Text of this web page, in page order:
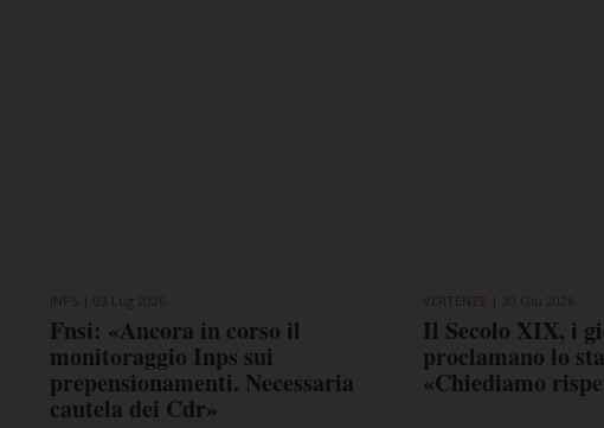
INPS
Fnsi: «Ancora in corso il
monitoraggio Inps sui
prepensionamenti. Necessaria
cautela dei Cdr»
VERTENZE
Il Secolo XIX, i
proclamano lo
«Chiediamo